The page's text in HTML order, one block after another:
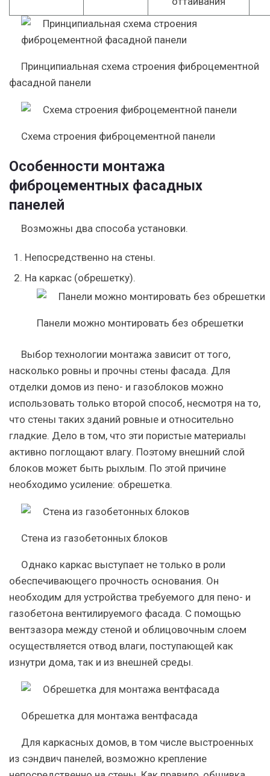
Принципиальная схема строения фиброцементной
фасадной панели
Схема строения фиброцементной панели
Особенности монтажа
фиброцементных фасадных
панелей
Возможны два способа установки.
Непосредственно на стены.
На каркас (обрешетку).
Панели можно монтировать без обрешетки
Выбор технологии монтажа зависит от того,
насколько ровны и прочны стены фасада. Для
отделки домов из пено- и газоблоков можно
использовать только второй способ, несмотря на то,
что стены таких зданий ровные и относительно
гладкие. Дело в том, что эти пористые материалы
активно поглощают влагу. Поэтому внешний слой
блоков может быть рыхлым. По этой причине
необходимо усиление: обрешетка.
Стена из газобетонных блоков
Однако каркас выступает не только в роли
обеспечивающего прочность основания. Он
необходим для устройства требуемого для пено- и
газобетона вентилируемого фасада. С помощью
вентзазора между стеной и облицовочным слоем
осуществляется отвод влаги, поступающей как
изнутри дома, так и из внешней среды.
Обрешетка для монтажа вентфасада
Для каркасных домов, в том числе выстроенных
из сэндвич панелей, возможно крепление